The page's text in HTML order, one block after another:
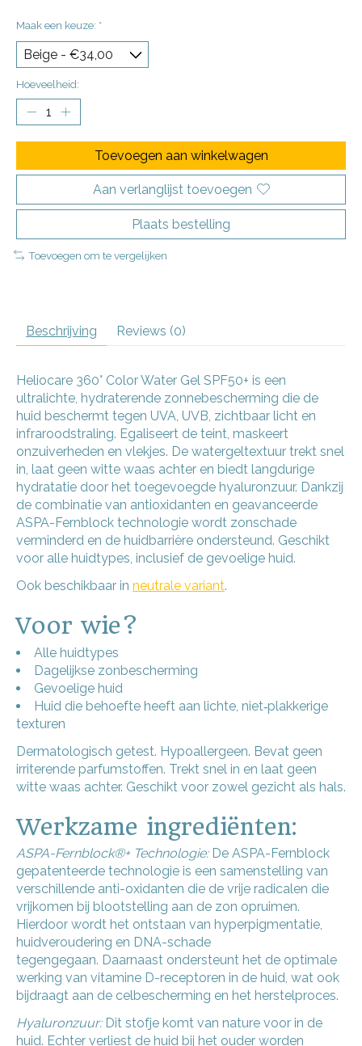
Maak een keuze: *
Hoeveelheid:
Toevoegen aan winkelwagen
Aan verlanglijst toevoegen
Plaats bestelling
Toevoegen om te vergelijken
Beschrijving Reviews (0)
Heliocare 360° Color Water Gel SPF50+ is een
ultralichte, hydraterende zonnebescherming die de
huid beschermt tegen UVA, UVB, zichtbaar licht en
infraroodstraling. Egaliseert de teint, maskeert
onzuiverheden en vlekjes. De watergeltextuur trekt snel
in, laat geen witte waas achter en biedt langdurige
hydratatie door het toegevoegde hyaluronzuur. Dankzij
de combinatie van antioxidanten en geavanceerde
ASPA-Fernblock technologie wordt zonschade
verminderd en de huidbarrière ondersteund. Geschikt
voor alle huidtypes, inclusief de gevoelige huid.
Ook beschikbaar in neutrale variant.
Voor wie?
Alle huidtypes
Dagelijkse zonbescherming
Gevoelige huid
Huid die behoefte heeft aan lichte, niet‑plakkerige
texturen
Dermatologisch getest. Hypoallergeen. Bevat geen
irriterende parfumstoffen. Trekt snel in en laat geen
witte waas achter. Geschikt voor zowel gezicht als hals.
Werkzame ingrediënten:
ASPA-Fernblock®+ Technologie: De ASPA-Fernblock
gepatenteerde technologie is een samenstelling van
verschillende anti-oxidanten die de vrije radicalen die
vrijkomen bij blootstelling aan de zon opruimen.
Hierdoor wordt het ontstaan van hyperpigmentatie,
huidveroudering en DNA-schade
tegengegaan. Daarnaast ondersteunt het de optimale
werking van vitamine D-receptoren in de huid, wat ook
bijdraagt aan de celbescherming en het herstelproces.
Hyaluronzuur:Dit stofje komt van nature voor in de
huid. Echter verliest de huid bij het ouder worden